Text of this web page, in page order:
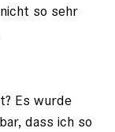
so sehr
Es wurde
dass ich so